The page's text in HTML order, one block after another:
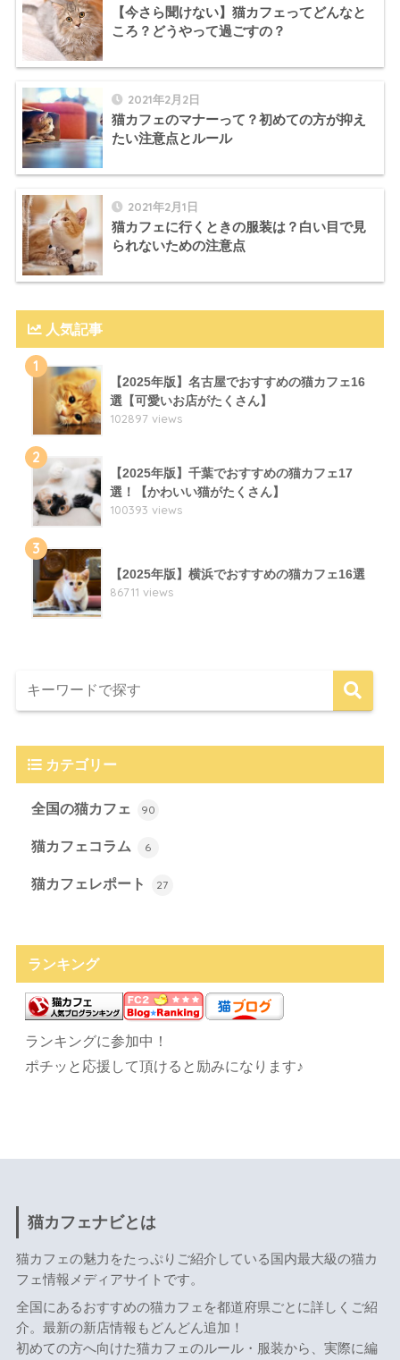
【今さら聞けない】猫カフェってどんなと
ころ？どうやって過ごすの？
2021年2月2日
猫カフェのマナーって？初めての方が抑え
たい注意点とルール
2021年2月1日
猫カフェに行くときの服装は？白い目で見
られないための注意点
人気記事
1
【2025年版】名古屋でおすすめの猫カフェ16
選【可愛いお店がたくさん】
102897 views
2
【2025年版】千葉でおすすめの猫カフェ17
選！【かわいい猫がたくさん】
100393 views
3
【2025年版】横浜でおすすめの猫カフェ16選
86711 views
カテゴリー
全国の猫カフェ 90
猫カフェコラム 6
猫カフェレポート 27
ランキング
ランキングに参加中！
ポチッと応援して頂けると励みになります♪
猫カフェナビとは
猫カフェの魅力をたっぷりご紹介している国内最大級の猫カ
フェ情報メディアサイトです。
全国にあるおすすめの猫カフェを都道府県ごとに詳しくご紹
介。最新の新店情報もどんどん追加！
初めての方へ向けた猫カフェのルール・服装から、実際に編